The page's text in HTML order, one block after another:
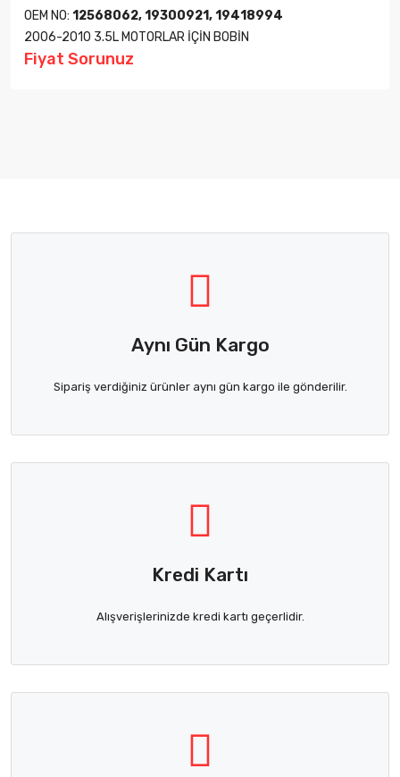
OEM NO: 12568062, 19300921, 19418994
2006-2010 3.5L MOTORLAR İÇİN BOBİN
Fiyat Sorunuz
Aynı Gün Kargo
Sipariş verdiğiniz ürünler aynı gün kargo ile gönderilir.
Kredi Kartı
Alışverişlerinizde kredi kartı geçerlidir.